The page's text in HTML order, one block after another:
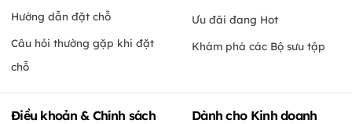
Hướng dẫn đặt chỗ
Câu hỏi thường gặp khi đặt
chỗ
Ưu đãi đang Hot
Khám phá các Bộ sưu tập
Điều khoản & Chính sách Dành cho Kinh doanh